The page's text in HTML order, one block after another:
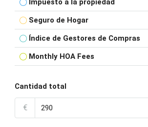
Impuesto a la propiedad
Seguro de Hogar
Índice de Gestores de Compras
Monthly HOA Fees
Cantidad total
€